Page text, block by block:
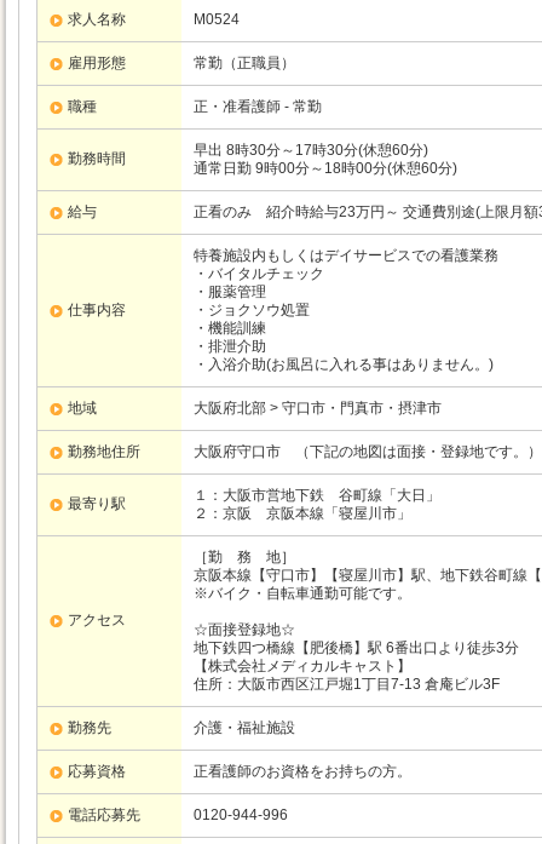
求人名称 M0524
雇用形態 常勤（正職員）
職種 正・准看護師 - 常勤
勤務時間
早出 8時30分～17時30分(休憩60分)
通常日勤 9時00分～18時00分(休憩60分)
給与 正看のみ 紹介時給与23万円～ 交通費別途(上限月額
仕事内容
特養施設内もしくはデイサービスでの看護業務
・バイタルチェック
・服薬管理
・ジョクソウ処置
・機能訓練
・排泄介助
・入浴介助(お風呂に入れる事はありません。)
地域 大阪府北部 > 守口市・門真市・摂津市
勤務地住所 大阪府守口市 （下記の地図は面接・登録地です。）
最寄り駅 １：大阪市営地下鉄 谷町線 「大日」
２：京阪
京阪本線 「寝屋川市」
アクセス
［勤 務 地］
京阪本線【守口市】【寝屋川市】駅、地下鉄谷町線
※バイク・自転車通勤可能です。
☆面接登録地☆
地下鉄四つ橋線【肥後橋】駅 6番出口より徒歩3分
【株式会社メディカルキャスト】
住所：大阪市西区江戸堀1丁目7-13 倉庵ビル3F
勤務先 介護・福祉施設
応募資格 正看護師のお資格をお持ちの方。
電話応募先 0120-944-996